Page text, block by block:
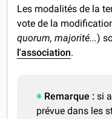
Les modalités de la
vote de la
quorum, majorité...)
l'association.
Remarque :si
prévue dans les